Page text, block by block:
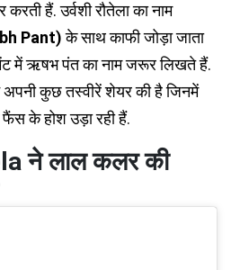
हैं. उर्वशी रौतेला का नाम
Pant)के साथ काफी जोड़ा जाता
में ऋषभ पंत का नाम जरूर लिखते हैं.
ने अपनी कुछ तस्वीरें शेयर की है जिनमें
के होश उड़ा रही हैं.
ने लाल कलर की